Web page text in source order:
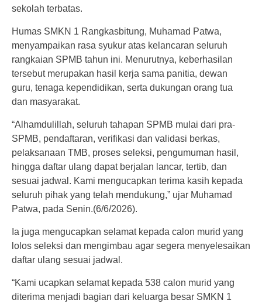
sekolah terbatas.
Humas SMKN 1 Rangkasbitung, Muhamad Patwa,
menyampaikan rasa syukur atas kelancaran seluruh
rangkaian SPMB tahun ini. Menurutnya, keberhasilan
tersebut merupakan hasil kerja sama panitia, dewan
guru, tenaga kependidikan, serta dukungan orang tua
dan masyarakat.
“Alhamdulillah, seluruh tahapan SPMB mulai dari pra-
SPMB, pendaftaran, verifikasi dan validasi berkas,
pelaksanaan TMB, proses seleksi, pengumuman hasil,
hingga daftar ulang dapat berjalan lancar, tertib, dan
sesuai jadwal. Kami mengucapkan terima kasih kepada
seluruh pihak yang telah mendukung,” ujar Muhamad
Patwa, pada Senin.(6/6/2026).
Ia juga mengucapkan selamat kepada calon murid yang
lolos seleksi dan mengimbau agar segera menyelesaikan
daftar ulang sesuai jadwal.
“Kami ucapkan selamat kepada 538 calon murid yang
diterima menjadi bagian dari keluarga besar SMKN 1